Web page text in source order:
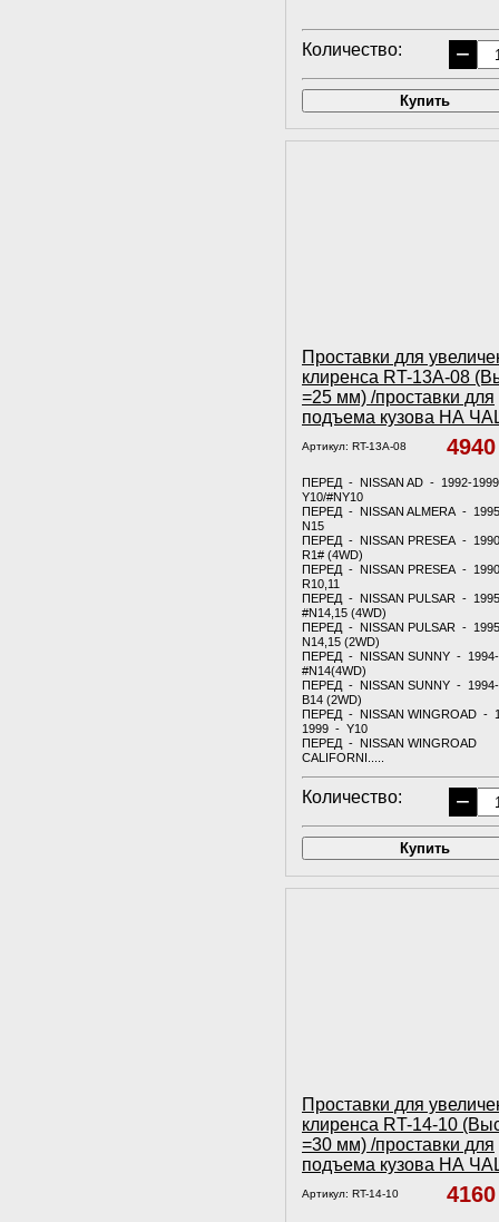
Количество: −
Купить
Проставки для
клиренса RT-13A-08
=25 мм) /проставки для
подъема кузова НА
Артикул: RT-13A-08
ПЕРЕД - NISSAN AD - 1992-
Y10/#NY10
ПЕРЕД - NISSAN ALMERA -
N15
ПЕРЕД - NISSAN PRESEA -
R1# (4WD)
ПЕРЕД - NISSAN PRESEA -
R10,11
ПЕРЕД - NISSAN PULSAR -
#N14,15 (4WD)
ПЕРЕД - NISSAN PULSAR -
N14,15 (2WD)
ПЕРЕД - NISSAN SUNNY -
#N14(4WD)
ПЕРЕД - NISSAN SUNNY -
B14 (2WD)
ПЕРЕД - NISSAN WINGROAD -
1999 - Y10
ПЕРЕД - NISSAN WINGROAD
CALIFORNI.....
Количество: −
Купить
Проставки для
клиренса RT-14-10
=30 мм) /проставки для
подъема кузова НА
Артикул: RT-14-10